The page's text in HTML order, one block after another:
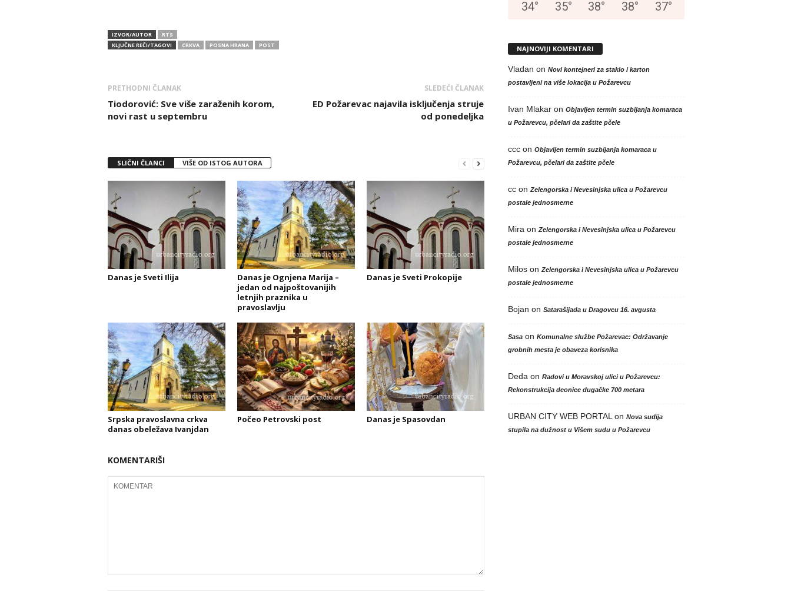
IZVOR/AUTOR
RTS
KLJUČNE REČI/TAGOVI
CRKVA POSNA HRANA POST
PRETHODNI ČLANAK
Tiodorović: Sve više zaraženih korom,
novi rast u septembru
SLEDEĆI ČLANAK
ED Požarevac najavila isključenja struje
od ponedeljka
SLIČNI ČLANCI VIŠE OD ISTOG AUTORA
Danas je Sveti Ilija
Danas je Ognjena Marija –
jedan od najpoštovanijih
letnjih praznika u
pravoslavlju
Danas je Sveti Prokopije
Srpska pravoslavna crkva
danas obeležava Ivanjdan
Počeo Petrovski post Danas je Spasovdan
KOMENTARIŠI
34° 35° 38° 38° 37°
NAJNOVIJI KOMENTARI
Vladan on Novi kontejneri za staklo i karton
postavljeni na više lokacija u Požarevcu
Ivan Mlakaron Objavljen termin suzbijanja komaraca
u Požarevcu, pčelari da zaštite pčele
cccon Objavljen termin suzbijanja komaraca u
Požarevcu, pčelari da zaštite pčele
ccon Zelengorska i Nevesinjska ulica u Požarevcu
postale jednosmerne
Mira on Zelengorska i Nevesinjska ulica u Požarevcu
postale jednosmerne
Miloson Zelengorska i Nevesinjska ulica u Požarevcu
postale jednosmerne
Bojan on Satarašijada u Dragovcu 16. avgusta
Sasaon Komunalne službe Požarevac: Održavanje
grobnih mesta je obaveza korisnika
Deda on Radovi u Moravskoj ulici u Požarevcu:
Rekonstrukcija deonice dugačke 700 metara
URBAN CITY WEB PORTAL on Nova sudija
stupila na dužnost u Višem sudu u Požarevcu